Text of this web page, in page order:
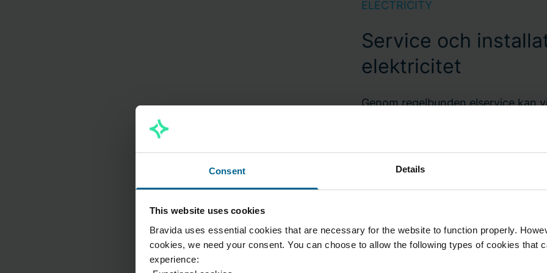
Consent Details
This website uses cookies
Bravida uses essential cookies that are necessary for the website to function properly.
cookies, we need your consent. You can choose to allow the following types of cookies that
experience:
ELECTRICITY
Service och
elektricitet
Genom regelbunden elservice kan
avbrott och andra otrevliga
är nämligen ofta dolda och
blotta ögat. Därför gör vi jobbet åt
fungerar som det ska. Vi har
typer av ellinstallationer, oavsett